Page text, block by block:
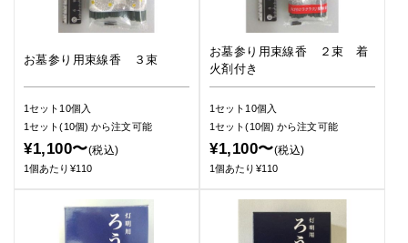
お墓参り用束線香 ３束
1セット10個入
1セット(10個)から注文可能
¥1,100〜(税込)
1個あたり¥110
お墓参り用束線香 ２束 着
火剤付き
1セット10個入
1セット(10個)から注文可能
¥1,100〜(税込)
1個あたり¥110